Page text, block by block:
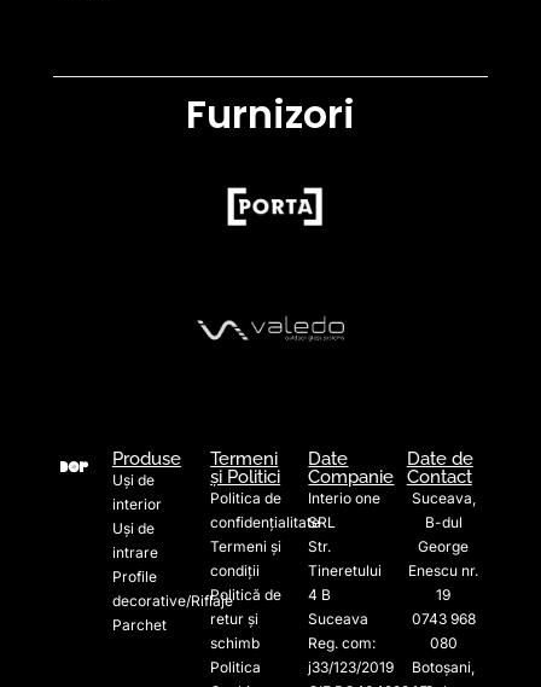
Furnizori
Produse
Uși de
interior
Uși de
intrare
Profile
decorative/Riflaje
Parchet
Termeni
și Politici
Politica de
confidențialitate
Termeni și
condiții
Politică de
retur și
schimb
Politica
Date
Companie
Interio one
SRL
Str.
Tineretului
4 B
Suceava
Reg. com:
j33/123/2019
Date de
Contact
Suceava,
B-dul
George
Enescu nr.
19
0743 968
080
Botoșani,